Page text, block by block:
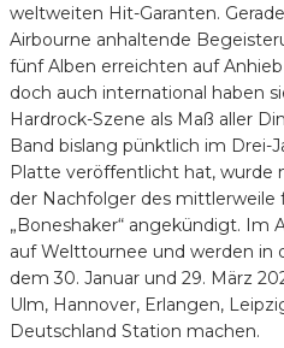
weltweiten Hit-Garanten.
Airbourne anhaltende
fünf Alben erreichten auf
doch auch international haben
Hardrock-Szene als Maß aller
Band bislang pünktlich im Drei-
Platte veröffentlicht hat, wurde
der Nachfolger des mittlerweile
„Boneshaker“ angekündigt. Im
auf Welttournee und werden in
dem 30. Januar und 29. März
Ulm, Hannover, Erlangen,
Deutschland Station machen.